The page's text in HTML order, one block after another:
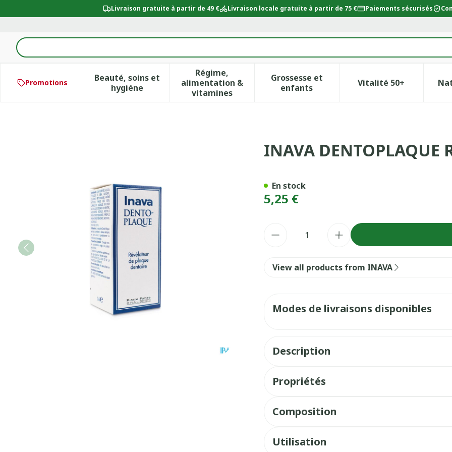
Livraison gratuite à partir de 49 € Livraison locale gratuite à partir de 75 € Paiements sécurisés
Rechercher
Promotions
Beauté, soins et
hygièneAfficher le sous-menu pour la catégorie Beauté, soins et hygiène
Régime,
alimentation &
vitamines
Afficher le sous-menu pour la catégorie Régime,
Grossesse et
enfantsAfficher le sous-menu pour la
Vitalité 50+Afficher le sous-
INAVA DENTOPLAQUE REVELATEUR 10MLINAVA DENTOPLAQUE
5,25 €
En stock
View all products from INAVA
Modes de livraisons disponibles
Description
Propriétés
Composition
Utilisation